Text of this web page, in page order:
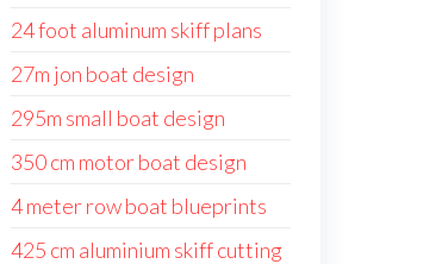
24 foot aluminum skiff plans
27m jon boat design
295m small boat design
350 cm motor boat design
4 meter row boat blueprints
425 cm aluminium skiff cutting